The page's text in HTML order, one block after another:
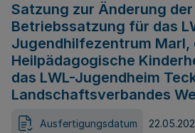
Satzung zur Änderung der
Betriebssatzung für das
Jugendhilfezentrum Marl,
Heilpädagogische
das LWL-Jugendheim
Landschaftsverbandes
Ausfertigungsdatum